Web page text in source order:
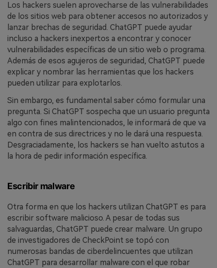
Los hackers suelen aprovecharse de las vulnerabilidades
de los sitios web para obtener accesos no autorizados y
lanzar brechas de seguridad. ChatGPT puede ayudar
incluso a hackers inexpertos a encontrar y conocer
vulnerabilidades específicas de un sitio web o programa.
Además de esos agujeros de seguridad, ChatGPT puede
explicar y nombrar las herramientas que los hackers
pueden utilizar para explotarlos.
Sin embargo, es fundamental saber cómo formular una
pregunta. Si ChatGPT sospecha que un usuario pregunta
algo con fines malintencionados, le informará de que va
en contra de sus directrices y no le dará una respuesta.
Desgraciadamente, los hackers se han vuelto astutos a
la hora de pedir información específica.
Escribir malware
Otra forma en que los hackers utilizan ChatGPT es para
escribir software malicioso. A pesar de todas sus
salvaguardas, ChatGPT puede crear malware. Un grupo
de investigadores de CheckPoint se topó con
numerosas bandas de ciberdelincuentes que utilizan
ChatGPT para desarrollar malware con el que robar